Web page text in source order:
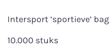
Intersport ‘sportieve’ bag
10.000 stuks